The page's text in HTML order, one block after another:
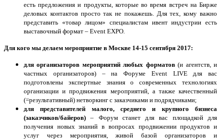
есть предложения и продукты, которые во время встреч на Бирже
деловых контактов просто так не покажешь. Для тех, кому важно
представить «товар лицом» специалистам ивент индустрии есть
выставочный формат – Event EXPO.
Для кого мы делаем мероприятие в Москве 14-15 сентября 2017:
для организаторов мероприятий любых форматов(и агентств, и
частных организаторов) – на Форуме Event LIVE для вас
подготовлены экспертные знания о современных технологиях
организации и продвижения мероприятий, а также качественный
(=результативный) нетворкинг с заказчиками и подрядчиками;
для представителей малого, среднего и крупного бизнеса
(заказчиков/байеров) – Форум станет для вас площадкой для
получения новых знаний в вопросах продвижении продуктов и
услуг через мероприятия, живой базой организаторов и